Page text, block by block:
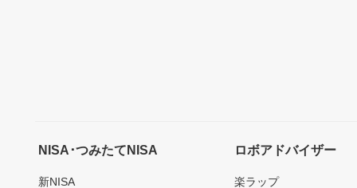
NISA･つみたてNISA
新NISA
ロボアドバイザー
楽ラップ